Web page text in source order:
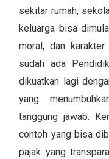
sekitar rumah,
keluarga bisa
moral, dan
sudah ada
dikuatkan lagi
yang
tanggung jawab.
contoh yang bisa
pajak yang